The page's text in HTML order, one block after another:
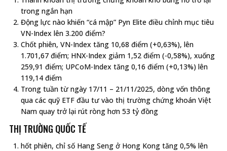
trong ngắn hạn
Động lực nào khiến “cá mập” Pyn Elite điều chỉnh mục tiêu
VN-Index lên 3.200 điểm?
Chốt phiên, VN-Index tăng 10,68 điểm (+0,63%), lên
1.701,67 điểm; HNX-Index giảm 1,52 điểm (-0,58%), xuống
259,91 điểm; UPCoM-Index tăng 0,16 điểm (+0,13%) lên
119,14 điểm
Trong tuần từ ngày 17/11 – 21/11/2025, dòng vốn thông
qua các quỹ ETF đầu tư vào thị trường chứng khoán Việt
Nam quay trở lại rút ròng hơn 53 tỷ đồng
THỊ TRƯỜNG QUỐC TẾ
hốt phiên, chỉ số Hang Seng ở Hong Kong tăng 0,5% lên